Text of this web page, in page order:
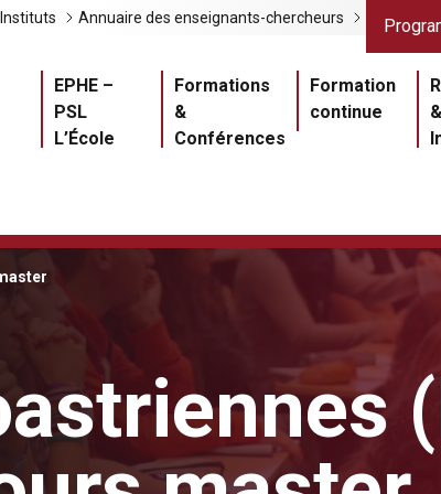
Navigation
EPHE –
PSL
L’École
Formations
&
Conférences
Formation
continue
&
Liens gris
Instituts Annuaire des enseignants-chercheurs
Master